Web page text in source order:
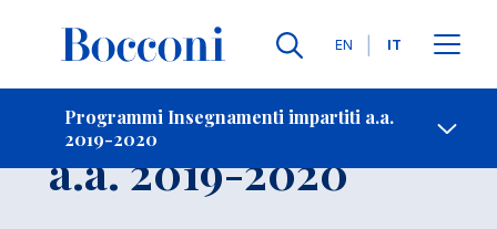
Lingue
EN IT
Programmi Insegnamenti impartiti a.a.
2019-2020
Contatti
Insegnamento
a.a. 2019-2020